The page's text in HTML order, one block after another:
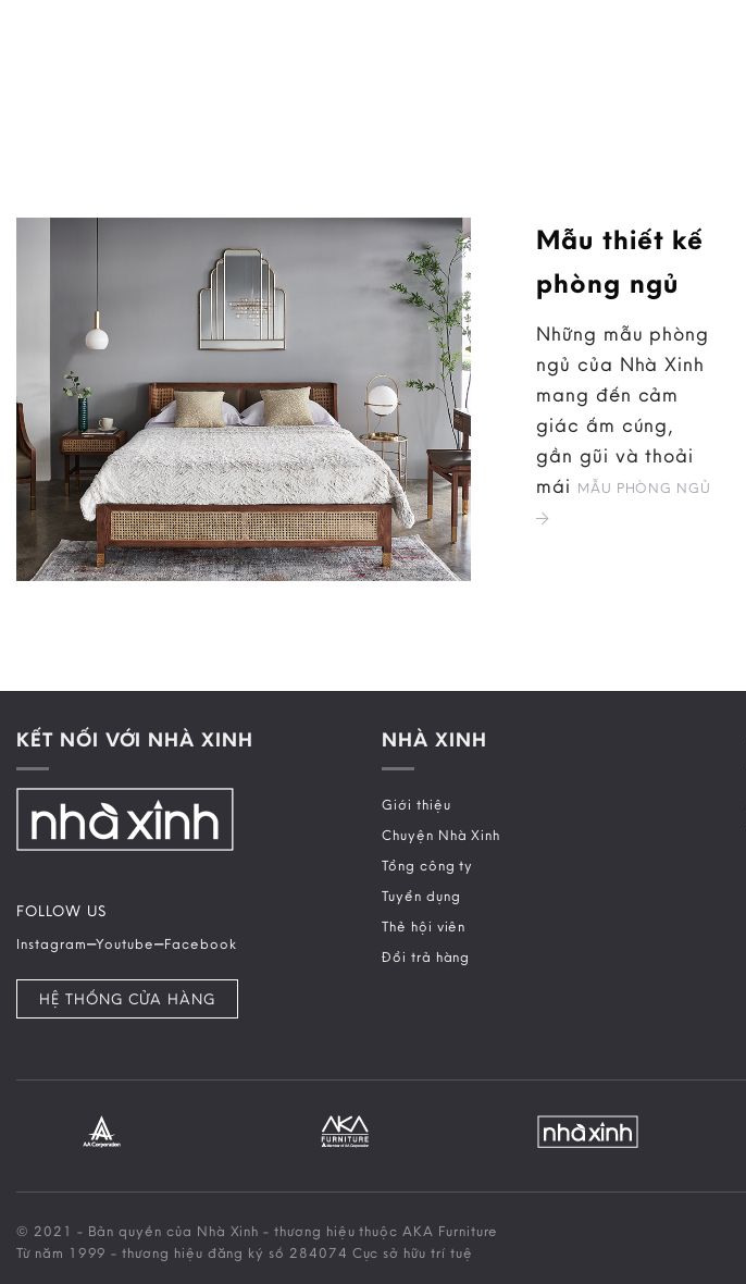
Mẫu thiết kế
phòng ngủ
Những mẫu phòng
ngủ của Nhà Xinh
mang đến cảm
giác ấm cúng,
gần gũi và thoải
mái MẪU PHÒNG NGỦ
KẾT NỐI VỚI NHÀ XINH
FOLLOW US
Instagram–Youtube–Facebook
HỆ THỐNG CỬA HÀNG
NHÀ XINH
Giới thiệu
Chuyện Nhà Xinh
Tổng công ty
Tuyển dụng
Thẻ hội viên
Đổi trả hàng
© 2021 - Bản quyền của Nhà Xinh - thương hiệu thuộc AKA Furniture
Từ năm 1999 - thương hiệu đăng ký số 284074 Cục sở hữu trí tuệ